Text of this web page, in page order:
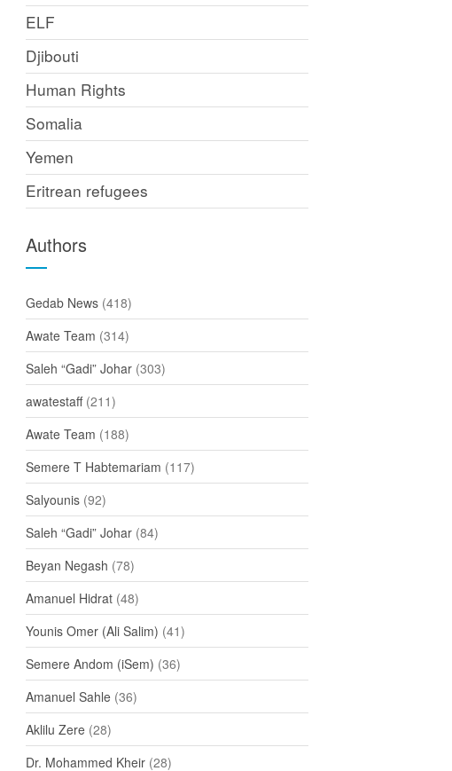
ELF
Djibouti
Human Rights
Somalia
Yemen
Eritrean refugees
Authors
Gedab News (418)
Awate Team (314)
Saleh “Gadi” Johar (303)
awatestaff(211)
Awate Team (188)
Semere T Habtemariam (117)
Salyounis (92)
Saleh “Gadi” Johar (84)
Beyan Negash (78)
Amanuel Hidrat (48)
Younis Omer (Ali Salim) (41)
Semere Andom (iSem) (36)
Amanuel Sahle (36)
Aklilu Zere (28)
Dr. Mohammed Kheir (28)